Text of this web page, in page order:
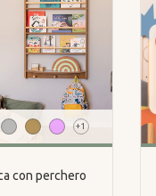
+1
con perchero